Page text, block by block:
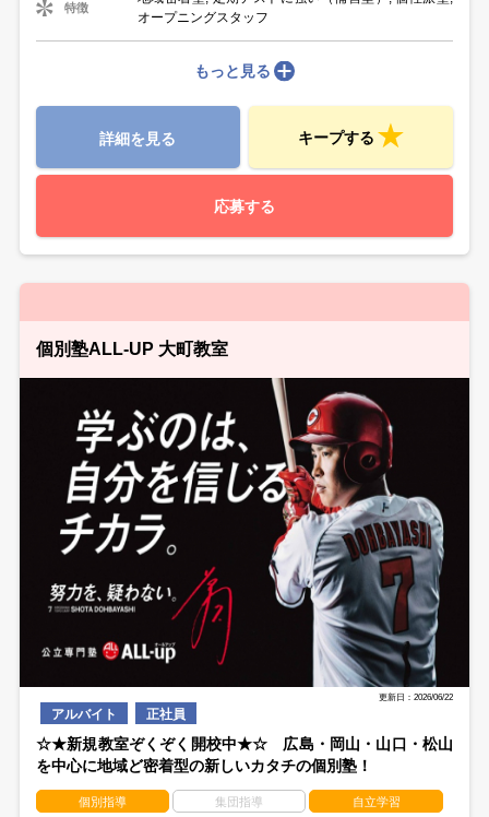
特徴
オープニングスタッフ
もっと見る
詳細を見る キープする
応募する
個別塾ALL-UP 大町教室
更新日：2026/06/22
アルバイト 正社員
☆★新規教室ぞくぞく開校中★☆ 広島・岡山・山口・松山
を中心に地域ど密着型の新しいカタチの個別塾！
個別指導 集団指導 自立学習